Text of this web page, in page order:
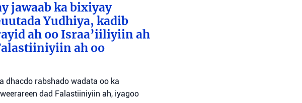
jawaab ka bixiyay
Yudhiya, kadib
ah oo Israa’iiliyiin ah
ah oo
dhacdo rabshado wadata oo ka
dad Falastiiniyiin ah, iyagoo